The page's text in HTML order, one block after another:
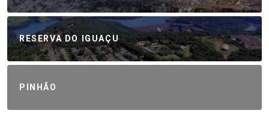
RESERVA DO IGUAÇU
PINHÃO